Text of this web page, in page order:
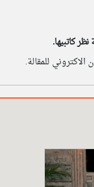
كاتبيها.
للمقالة.